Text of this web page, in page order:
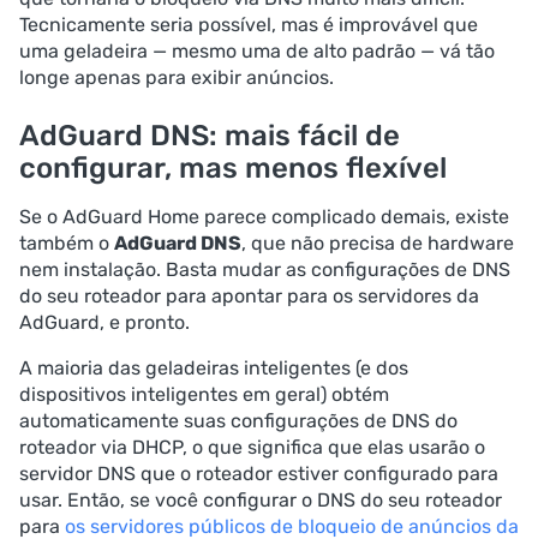
Tecnicamente seria possível, mas é improvável que
uma geladeira — mesmo uma de alto padrão — vá tão
longe apenas para exibir anúncios.
AdGuard DNS: mais fácil de
configurar, mas menos flexível
Se o AdGuard Home parece complicado demais, existe
também o AdGuard DNS, que não precisa de hardware
nem instalação. Basta mudar as configurações de DNS
do seu roteador para apontar para os servidores da
AdGuard, e pronto.
A maioria das geladeiras inteligentes (e dos
dispositivos inteligentes em geral) obtém
automaticamente suas configurações de DNS do
roteador via DHCP, o que significa que elas usarão o
servidor DNS que o roteador estiver configurado para
usar. Então, se você configurar o DNS do seu roteador
para os servidores públicos de bloqueio de anúncios da